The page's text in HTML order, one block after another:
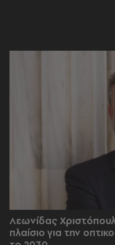
Λεωνίδας
πλαίσιο για την